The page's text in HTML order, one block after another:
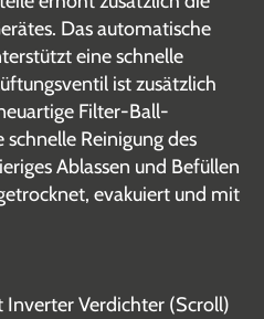
Das automatische
eine schnelle
ist zusätzlich
Filter-Ball-
Reinigung des
Ablassen und Befüllen
evakuiert und mit
Inverter Verdichter (Scroll)